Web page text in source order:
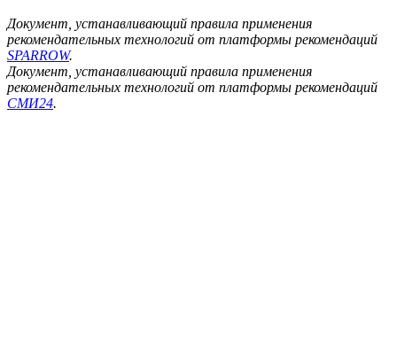
Документ, устанавливающий правила применения
рекомендательных технологий от платформы рекомендаций
SPARROW.
Документ, устанавливающий правила применения
рекомендательных технологий от платформы рекомендаций
СМИ24.